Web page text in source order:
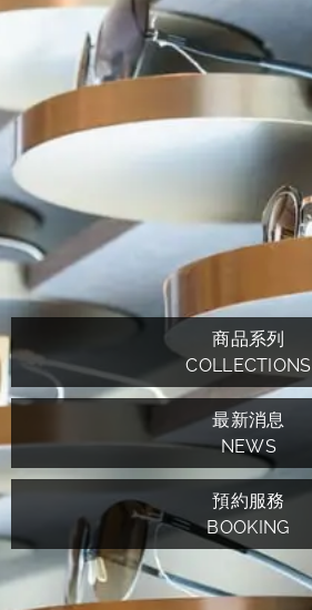
商品系列
COLLECTIONS
最新消息
NEWS
預約服務
BOOKING